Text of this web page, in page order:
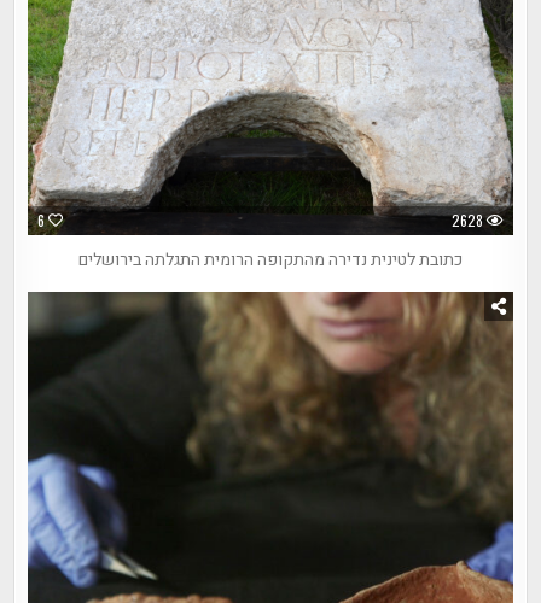
6 2628
כתובת לטינית נדירה מהתקופה הרומית התגלתה בירושלים